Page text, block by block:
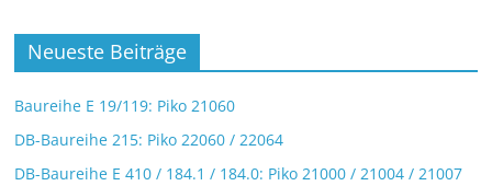
Neueste Beiträge
Baureihe E 19/119: Piko 21060
DB-Baureihe 215: Piko 22060 / 22064
DB-Baureihe E 410 / 184.1 / 184.0: Piko 21000 / 21004 / 21007